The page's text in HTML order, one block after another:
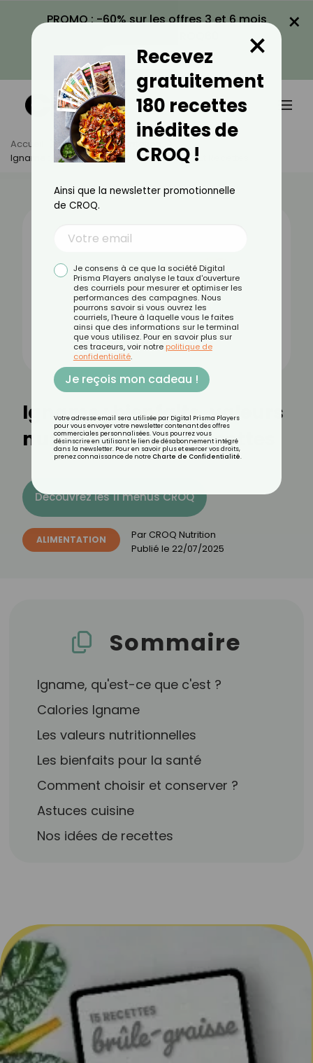
PROMO : -60% sur les offres 3 et 6 mois
VOIR LA PROMO
×
Accueil Actus
Alimentation
Igname : Bienfaits, Valeurs Nutritionnelles Et Recettes
Igname : bienfaits, valeurs
nutritionnelles et recettes
Découvrez les 11 menus CROQ
ALIMENTATION Par CROQ Nutrition
Publié le 22/07/2025
Sommaire
Igname, qu'est-ce que c'est ?
Calories Igname
Les valeurs nutritionnelles
Les bienfaits pour la santé
Comment choisir et conserver ?
Astuces cuisine
Nos idées de recettes
Recevez
gratuitement
180 recettes
inédites de
CROQ !
×
Ainsi que la newsletter promotionnelle
de CROQ.
Je consens à ce que la société Digital
Prisma Players analyse le taux d'ouverture
des courriels pour mesurer et optimiser les
performances des campagnes. Nous
pourrons savoir si vous ouvrez les
courriels, l'heure à laquelle vous le faites
ainsi que des informations sur le terminal
que vous utilisez. Pour en savoir plus sur
ces traceurs, voir notre politique de
confidentialité.
Je reçois mon cadeau !
Votre adresse email sera utilisée par Digital Prisma Players
pour vous envoyer votre newsletter contenant des offres
commerciales personnalisées. Vous pourrez vous
désinscrire en utilisant le lien de désabonnement intégré
dans la newsletter. Pour en savoir plus et exercer vos droits,
prenez connaissance de notre Charte de Confidentialité.